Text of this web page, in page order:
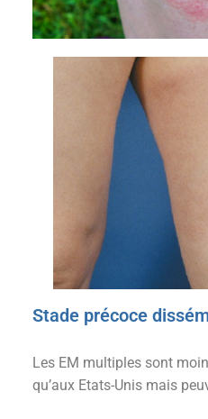
Stade précoce
Les EM multiples sont
qu’aux Etats-Unis mais